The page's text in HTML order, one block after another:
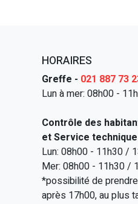
HORAIRES
Greffe - 021 887 73
Lun à mer: 08h00 -
Contrôle des
et Service
Lun: 08h00 - 11h30 /
Mer: 08h00 - 11h30 /
*possibilité de
après 17h00, au plus